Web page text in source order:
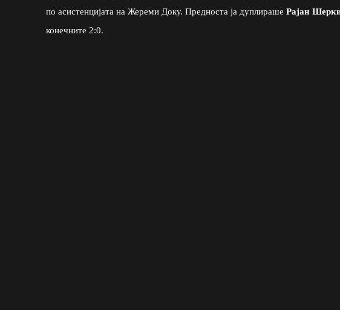
по асистенцијата на Жереми Доку. Предноста ја дуплираше Рајан
конечните 2:0.